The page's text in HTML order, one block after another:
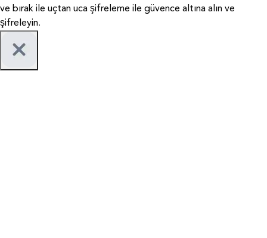
ve bırak ile uçtan uca şifreleme ile güvence altına alın ve
şifreleyin.